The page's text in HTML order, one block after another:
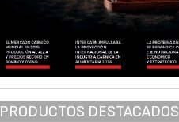
PRODUCTOS DESTACADOS